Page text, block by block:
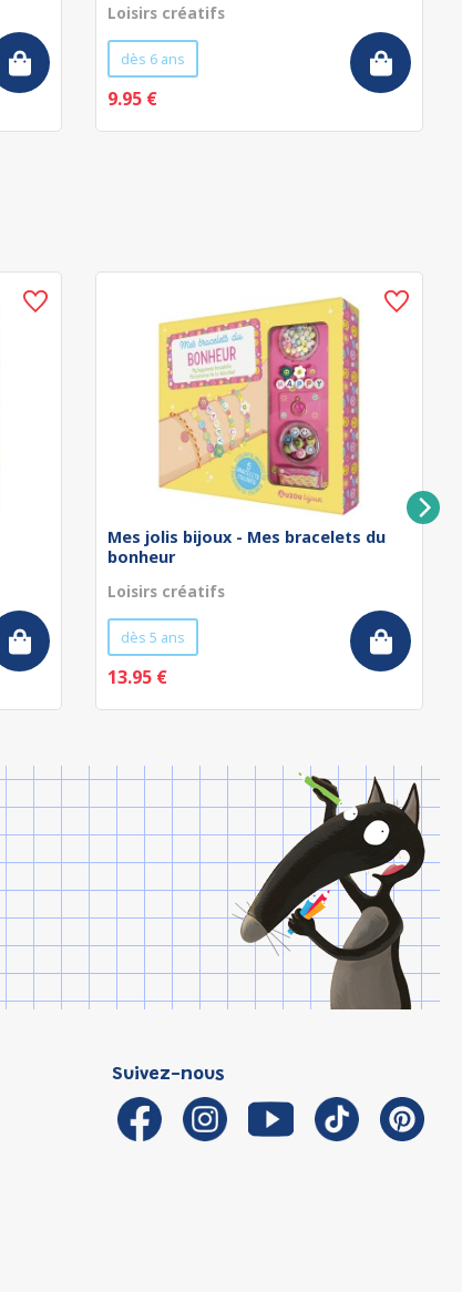
Loisirs créatifs
dès 6 ans
9.95 €
Mes jolis bijoux - Mes bracelets du
bonheur
Loisirs créatifs
dès 5 ans
13.95 €
Suivez-nous